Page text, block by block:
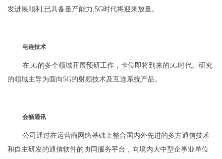
发进展顺利,已具备量产能力,5G时代将迎来放量。
电连技术
在5G的多个领域开展预研工作，卡位即将到来的5G时代。研究
的领域主导为面向5G的射频技术及互连系统产品。
会畅通讯
公司通过在运营商网络基础上整合国内外先进的多方通信技术
和自主研发的通信软件的协同服务平台，向境内大中型企事业单位